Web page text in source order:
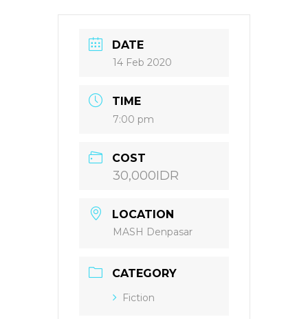
DATE
14 Feb 2020
TIME
7:00 pm
COST
30,000IDR
LOCATION
MASH Denpasar
CATEGORY
Fiction